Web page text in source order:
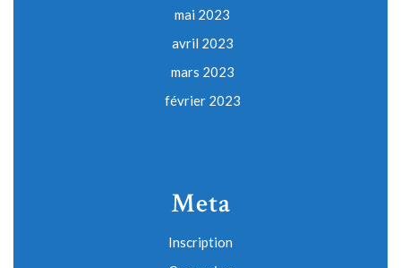
mai 2023
avril 2023
mars 2023
février 2023
Meta
Inscription